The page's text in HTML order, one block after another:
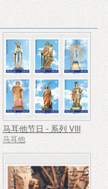
马耳他节日 - 系列 VIII
马耳他